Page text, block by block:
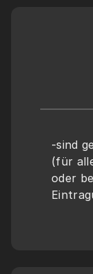
-sind
(für
oder